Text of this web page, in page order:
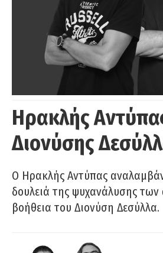
Ηρακλής
Διονύσης
Ο Ηρακλής Αντύπας
δουλειά της ψυχανάλυσης
βοήθεια του Διονύση Δεσύλλα.